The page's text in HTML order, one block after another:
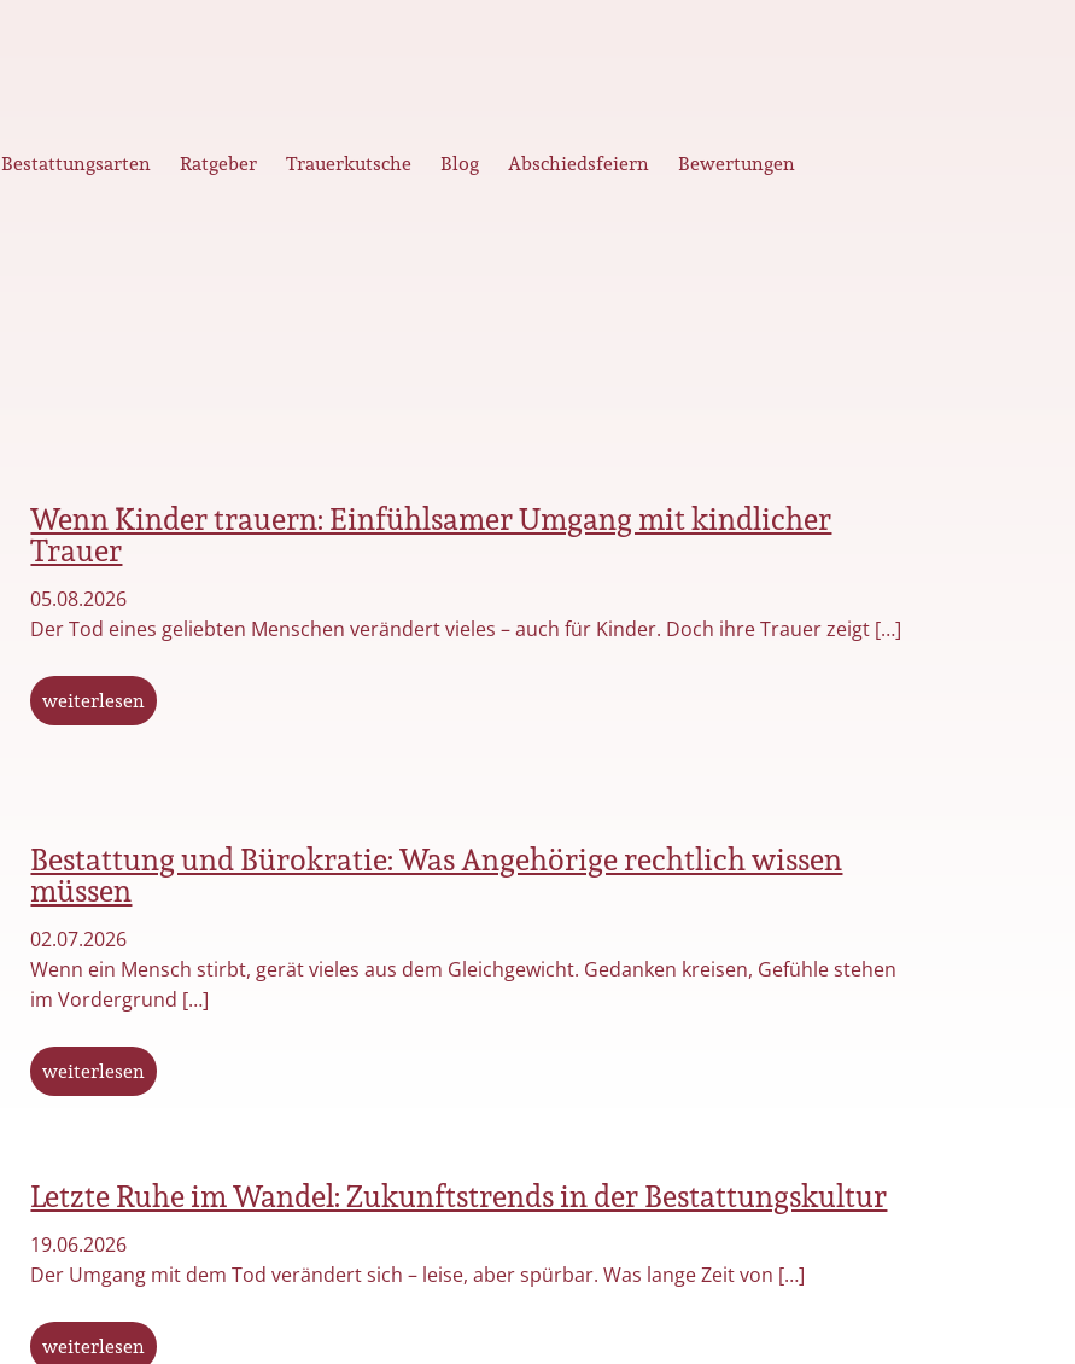
Bestattungsarten Ratgeber Trauerkutsche Blog Abschiedsfeiern Bewertungen
Wenn Kinder trauern: Einfühlsamer Umgang mit kindlicher
Trauer
05.08.2026
Der Tod eines geliebten Menschen verändert vieles – auch für Kinder. Doch ihre Trauer zeigt […]
weiterlesen
Bestattung und Bürokratie: Was Angehörige rechtlich wissen
müssen
02.07.2026
Wenn ein Mensch stirbt, gerät vieles aus dem Gleichgewicht. Gedanken kreisen, Gefühle stehen
im Vordergrund […]
weiterlesen
Letzte Ruhe im Wandel: Zukunftstrends in der Bestattungskultur
19.06.2026
Der Umgang mit dem Tod verändert sich – leise, aber spürbar. Was lange Zeit von […]
weiterlesen